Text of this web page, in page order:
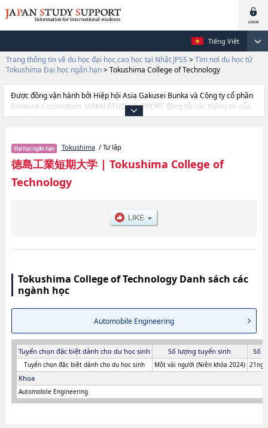
Tiếng Việt
Trang thông tin về du học đại học,cao học tại Nhật JPSS > Tìm nơi du học từ
Tokushima Đại học ngắn hạn> Tokushima College of Technology
Được đồng vận hành bởi Hiệp hội Asia Gakusei Bunka và Công ty cổ phần
Benesse Corporation, JAPAN STUDY SUPPORT đăng tải các thông tin của
khoảng 1.300 trường đại học, cao học, trường đại học ngắn hạn, trường
và thông tin cần thiết dành cho du học sinh, như là về các Ngành
Automobile Engineering, thông tin về từng ngành học, thông tin liên quan
đến thi tuyển như số lượng tuyển sinh, số lượng trúng tuyển, cở sở trang
thiết bị, hướng dẫn địa điểm v.v...
Tokushima/ Tư lập
徳島工業短期大学| Tokushima College of
Technology
Tokushima College of Technology Danh sách các
ngành học
Automobile Engineering
Tuyển chọn đặc biệt dành cho du học sinh Số lượng tuyển sinh Số
Tuyển chọn đặc biệt dành cho du học sinh Một vài người (Niên khóa 2024)
Khoa
Automobile Engineering